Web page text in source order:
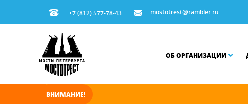
+7 (812) 577-78-43 mostotrest@rambler.ru
ОБ ОРГАНИЗАЦИИ
ВНИМАНИЕ!